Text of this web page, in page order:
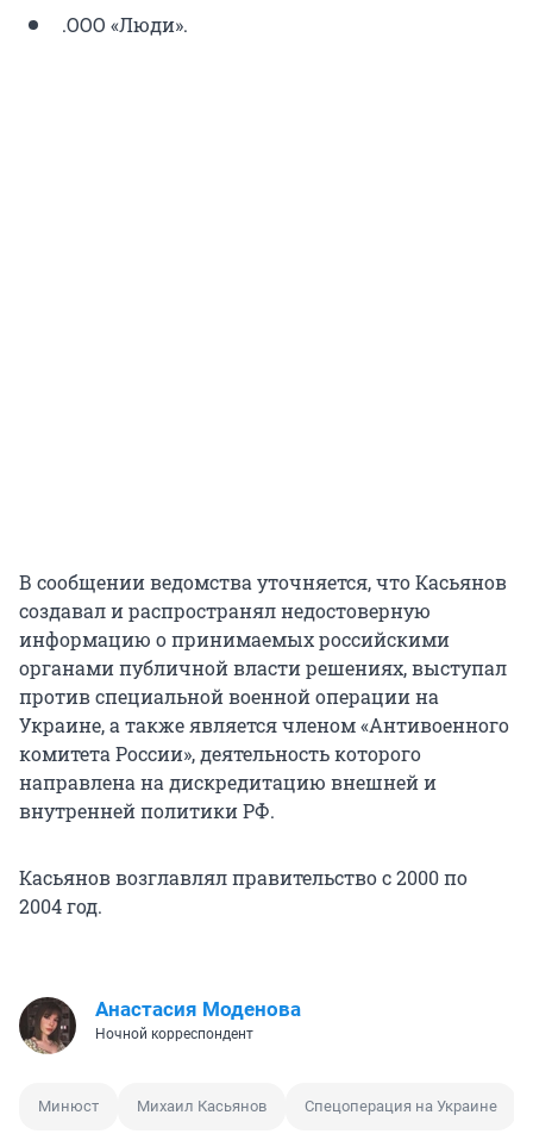
.ООО «Люди».
В сообщении ведомства уточняется, что Касьянов
создавал и распространял недостоверную
информацию о принимаемых российскими
органами публичной власти решениях, выступал
против специальной военной операции на
Украине, а также является членом «Антивоенного
комитета России», деятельность которого
направлена на дискредитацию внешней и
внутренней политики РФ.
Касьянов возглавлял правительство с 2000 по
2004 год.
Анастасия Моденова
Ночной корреспондент
Минюст Михаил Касьянов Спецоперация на Украине